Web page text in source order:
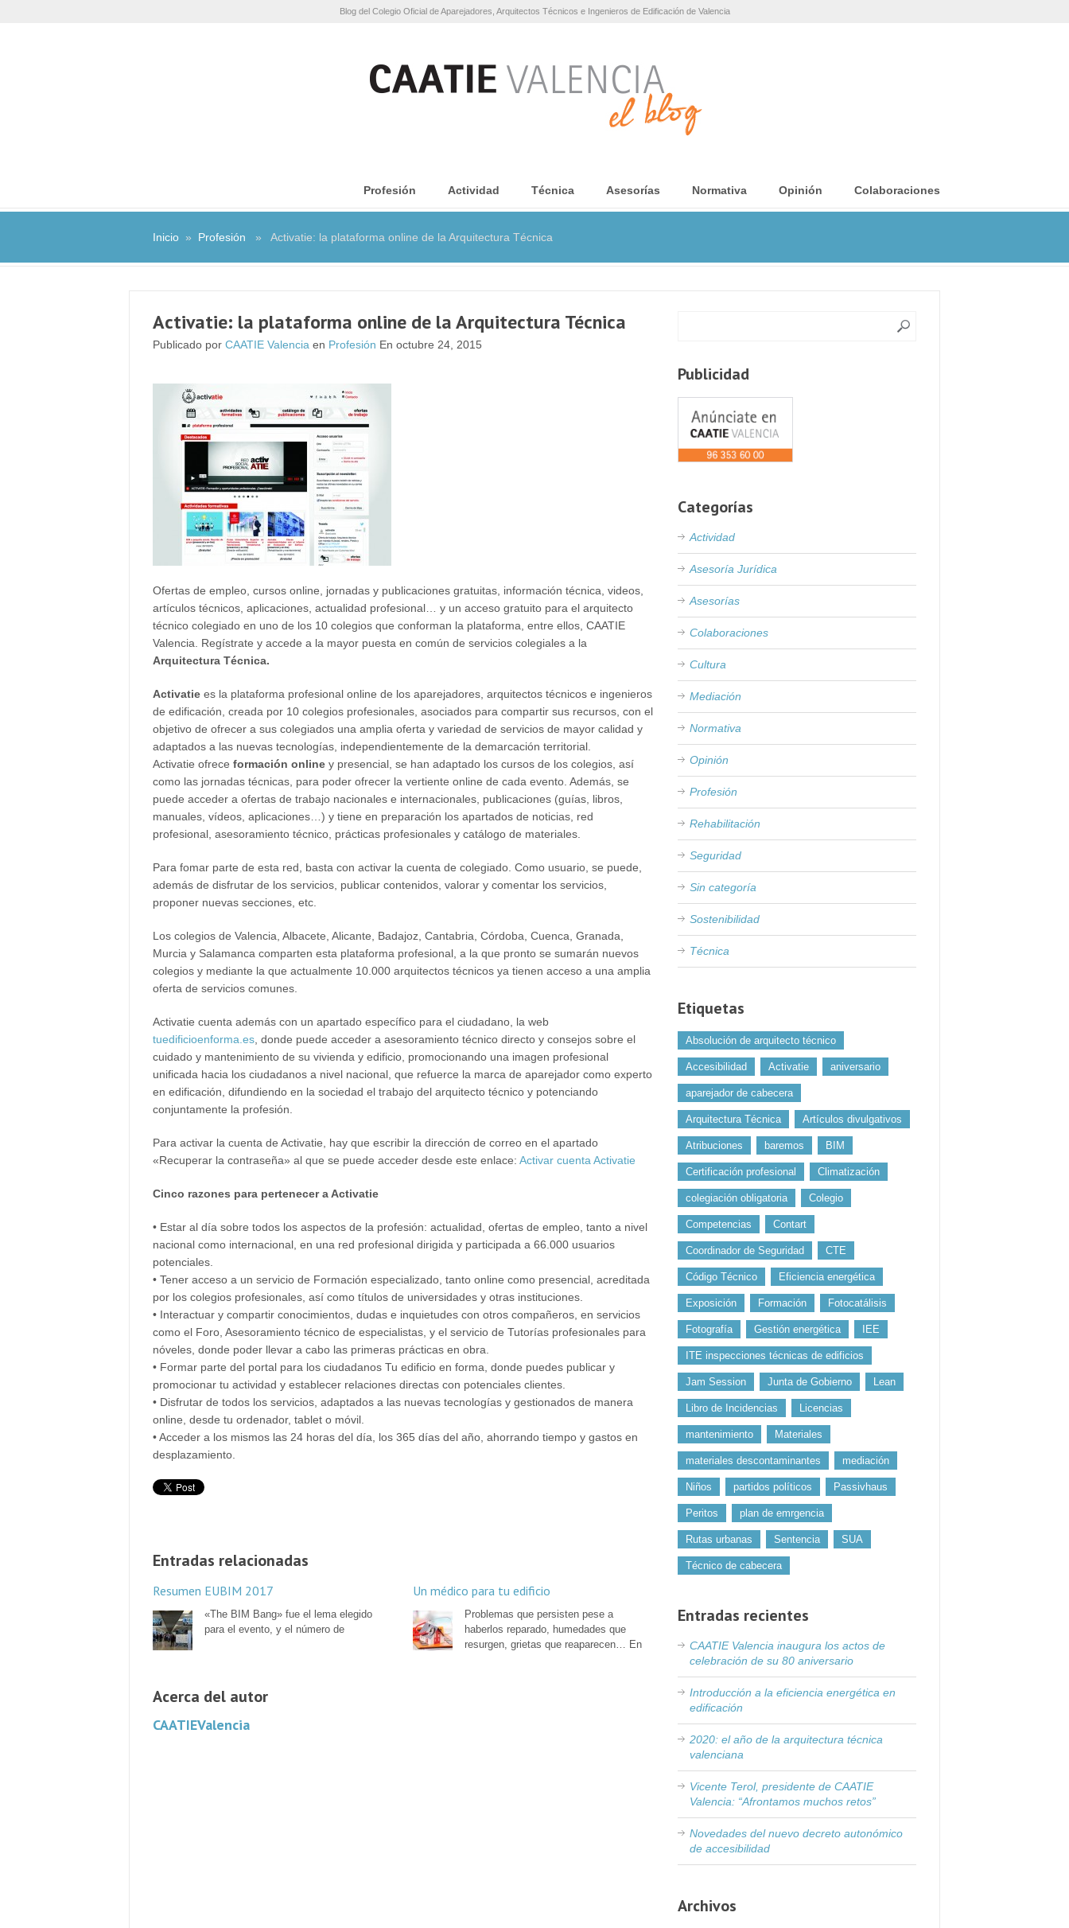
Blog del Colegio Oficial de Aparejadores, Arquitectos Técnicos e Ingenieros de Edificación de Valencia
Profesión Actividad Técnica Asesorías Normativa Opinión Colaboraciones
Inicio » Profesión » Activatie: la plataforma online de la Arquitectura Técnica
Activatie: la plataforma online de la Arquitectura Técnica
Publicado por CAATIE Valencia en Profesión En octubre 24, 2015
Ofertas de empleo, cursos online, jornadas y publicaciones gratuitas, información técnica, videos,
artículos técnicos, aplicaciones, actualidad profesional… y un acceso gratuito para el arquitecto
técnico colegiado en uno de los 10 colegios que conforman la plataforma, entre ellos, CAATIE
Valencia. Regístrate y accede a la mayor puesta en común de servicios colegiales a la
Arquitectura Técnica.
Activatie es la plataforma profesional online de los aparejadores, arquitectos técnicos e ingenieros
de edificación, creada por 10 colegios profesionales, asociados para compartir sus recursos, con el
objetivo de ofrecer a sus colegiados una amplia oferta y variedad de servicios de mayor calidad y
adaptados a las nuevas tecnologías, independientemente de la demarcación territorial.
Activatie ofrece formación online y presencial, se han adaptado los cursos de los colegios, así
como las jornadas técnicas, para poder ofrecer la vertiente online de cada evento. Además, se
puede acceder a ofertas de trabajo nacionales e internacionales, publicaciones (guías, libros,
manuales, vídeos, aplicaciones…) y tiene en preparación los apartados de noticias, red
profesional, asesoramiento técnico, prácticas profesionales y catálogo de materiales.
Para fomar parte de esta red, basta con activar la cuenta de colegiado. Como usuario, se puede,
además de disfrutar de los servicios, publicar contenidos, valorar y comentar los servicios,
proponer nuevas secciones, etc.
Los colegios de Valencia, Albacete, Alicante, Badajoz, Cantabria, Córdoba, Cuenca, Granada,
Murcia y Salamanca comparten esta plataforma profesional, a la que pronto se sumarán nuevos
colegios y mediante la que actualmente 10.000 arquitectos técnicos ya tienen acceso a una amplia
oferta de servicios comunes.
Activatie cuenta además con un apartado específico para el ciudadano, la web
tuedificioenforma.es , donde puede acceder a asesoramiento técnico directo y consejos sobre el
cuidado y mantenimiento de su vivienda y edificio, promocionando una imagen profesional
unificada hacia los ciudadanos a nivel nacional, que refuerce la marca de aparejador como experto
en edificación, difundiendo en la sociedad el trabajo del arquitecto técnico y potenciando
conjuntamente la profesión.
Para activar la cuenta de Activatie, hay que escribir la dirección de correo en el apartado
«Recuperar la contraseña» al que se puede acceder desde este enlace: Activar cuenta Activatie
Cinco razones para pertenecer a Activatie
• Estar al día sobre todos los aspectos de la profesión: actualidad, ofertas de empleo, tanto a nivel
nacional como internacional, en una red profesional dirigida y participada a 66.000 usuarios
potenciales.
• Tener acceso a un servicio de Formación especializado, tanto online como presencial, acreditada
por los colegios profesionales, así como títulos de universidades y otras instituciones.
• Interactuar y compartir conocimientos, dudas e inquietudes con otros compañeros, en servicios
como el Foro, Asesoramiento técnico de especialistas, y el servicio de Tutorías profesionales para
nóveles, donde poder llevar a cabo las primeras prácticas en obra.
• Formar parte del portal para los ciudadanos Tu edificio en forma, donde puedes publicar y
promocionar tu actividad y establecer relaciones directas con potenciales clientes.
• Disfrutar de todos los servicios, adaptados a las nuevas tecnologías y gestionados de manera
online, desde tu ordenador, tablet o móvil.
• Acceder a los mismos las 24 horas del día, los 365 días del año, ahorrando tiempo y gastos en
desplazamiento.
Entradas relacionadas
Resumen EUBIM 2017
«The BIM Bang» fue el lema elegido
para el evento, y el número de
Un médico para tu edificio
Problemas que persisten pese a
haberlos reparado, humedades que
resurgen, grietas que reaparecen… En
Acerca del autor
CAATIEValencia
Publicidad
Categorías
Actividad
Asesoría Jurídica
Asesorías
Colaboraciones
Cultura
Mediación
Normativa
Opinión
Profesión
Rehabilitación
Seguridad
Sin categoría
Sostenibilidad
Técnica
Etiquetas
Absolución de arquitecto técnico
Accesibilidad Activatie aniversario
aparejador de cabecera
Arquitectura Técnica Artículos divulgativos
Atribuciones baremos BIM
Certificación profesional Climatización
colegiación obligatoria Colegio
Competencias Contart
Coordinador de Seguridad CTE
Código Técnico Eficiencia energética
Exposición Formación Fotocatálisis
Fotografía Gestión energética IEE
ITE inspecciones técnicas de edificios
Jam Session Junta de Gobierno Lean
Libro de Incidencias Licencias
mantenimiento Materiales
materiales descontaminantes mediación
Niños partidos políticos Passivhaus
Peritos plan de emrgencia
Rutas urbanas Sentencia SUA
Técnico de cabecera
Entradas recientes
CAATIE Valencia inaugura los actos de
celebración de su 80 aniversario
Introducción a la eficiencia energética en
edificación
2020: el año de la arquitectura técnica
valenciana
Vicente Terol, presidente de CAATIE
Valencia: “Afrontamos muchos retos”
Novedades del nuevo decreto autonómico
de accesibilidad
Archivos